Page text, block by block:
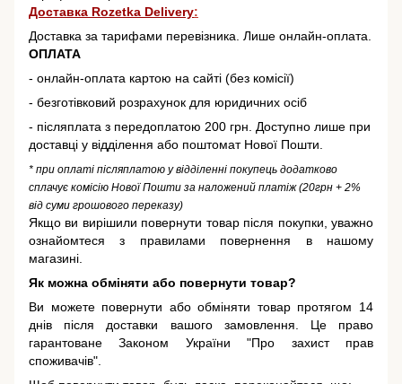
Доставка Rozetka Delivery:
Доставка за тарифами перевізника. Лише онлайн-оплата.
ОПЛАТА
- онлайн-оплата картою на сайті (без комісії)
- безготівковий розрахунок для юридичних осіб
- післяплата з передоплатою 200 грн. Доступно лише при
доставці у відділення або поштомат Нової Пошти.
* при оплаті післяплатою у відділенні покупець додатково
сплачує комісію Нової Пошти за наложений платіж (20грн + 2%
від суми грошового переказу)
Якщо ви вирішили повернути товар після покупки, уважно
ознайомтеся з правилами повернення в нашому
магазині.
Як можна обміняти або повернути товар?
Ви можете повернути або обміняти товар протягом 14
днів після доставки вашого замовлення. Це право
гарантованеЗаконом України "Про захист прав
споживачів"